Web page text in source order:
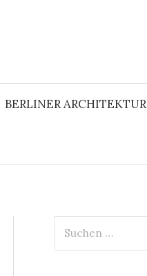
BERLINER ARCHITEKTUR
nach: